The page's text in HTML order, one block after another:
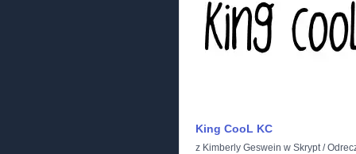
King CooL KC
z Kimberly Geswein w Skrypt/